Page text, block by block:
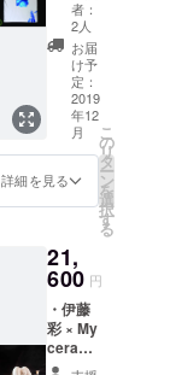
用。和
歌山県
産のみ
かん果
汁を
たっぷ
り50％
配合し
ので、
搾りた
かんの
美味し
さが広
がりま
す。 ③
ぷるっ
ぷ
洗って
下さ
い。
すすめ
す！！
＊みか
ん（7
本）/ 不
知火（2
本）/ セ
ミノー
ル（4
本） ②
有田み
かんサ
イ
ダー
200ml×
素材：
ポリエ
ステ
ル
100% ✻
色落
ち・お
洗濯に
関して
インク
の際多
少色落
ちがあ
りま
す。そ
の後、
×YUHEI
MUKAI
コラボT
シャツ
☆①②
③の3つ
のデザ
インか
らお選
びいた
だけま
⓵ ゾ
ンビT
シャツ
（裏は
無地に
なりま
す）
者：
2人
お届
け予
定：
2019
年12
月
詳細を見る
こ
の
リ
タ
ー
ン
を
選
択
す
る
21,
600 円
・伊藤
彩 × My
cerami
cs コラ